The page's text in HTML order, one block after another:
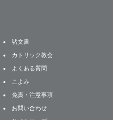
諸文書
カトリック教会
よくある質問
こよみ
免責・注意事項
お問い合わせ